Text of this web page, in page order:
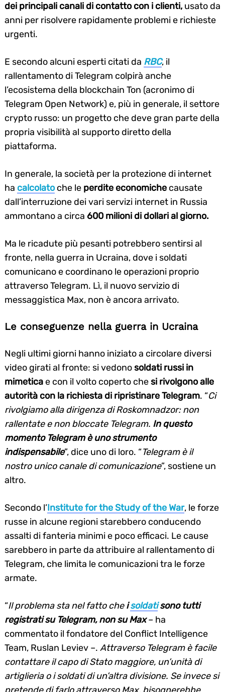
dei principali canali di contatto con i clienti, usato da
anni per risolvere rapidamente problemi e richieste
urgenti.
E secondo alcuni esperti citati da RBC, il
rallentamento di Telegram colpirà anche
l’ecosistema della blockchain Ton (acronimo di
Telegram Open Network) e, più in generale, il settore
crypto russo: un progetto che deve gran parte della
propria visibilità al supporto diretto della
piattaforma.
In generale, la società per la protezione di internet
ha calcolatoche le perdite economiche causate
dall’interruzione dei vari servizi internet in Russia
ammontano a circa 600 milioni di dollari al giorno.
Ma le ricadute più pesanti potrebbero sentirsi al
fronte, nella guerra in Ucraina, dove i soldati
comunicano e coordinano le operazioni proprio
attraverso Telegram. Lì, il nuovo servizio di
messaggistica Max, non è ancora arrivato.
Le conseguenze nella guerra in Ucraina
Negli ultimi giorni hanno iniziato a circolare diversi
video girati al fronte: si vedonosoldati russi in
mimeticae con il volto coperto chesi rivolgono alle
autorità con la richiesta di ripristinare Telegram. “Ci
rivolgiamo alla dirigenza di Roskomnadzor: non
rallentate e non bloccate Telegram. In questo
momento Telegram è uno strumento
indispensabile”, dice uno di loro. “Telegram è il
nostro unico canale di comunicazione”, sostiene un
altro.
Secondo l’Institute for the Study of the War, le forze
russe in alcune regioni starebbero conducendo
assalti di fanteria minimi e poco efficaci. Le cause
sarebbero in parte da attribuire al rallentamento di
Telegram, che limita le comunicazioni tra le forze
armate.
“Il problema sta nel fatto cheisoldatisono tutti
registrati su Telegram, non su Max– ha
commentato il fondatore del Conflict Intelligence
Team, Ruslan Leviev –. Attraverso Telegram è facile
contattare il capo di Stato maggiore, un’unità di
artiglieria o i soldati di un’altra divisione. Se invece si